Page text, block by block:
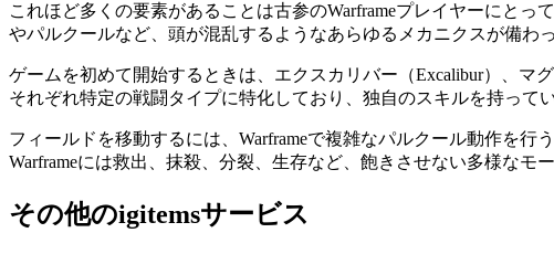
これほど多くの要素があることは古参のWarframeプレイヤーにと
やパルクールなど、頭が混乱するようなあらゆるメカニクスが備わ
ゲームを初めて開始するときは、エクスカリバー（Excalibur）、マ
それぞれ特定の戦闘タイプに特化しており、独自のスキルを持って
フィールドを移動するには、Warframeで複雑なパルクール動作を
Warframeには救出、抹殺、分裂、生存など、飽きさせない多様なモ
その他のigitemsサービス